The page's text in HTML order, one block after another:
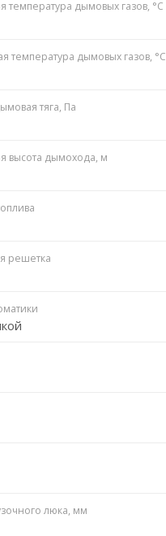
температура дымовых газов, °C
температура дымовых газов, °C
тяга, Па
высота дымохода, м
решетка
люка, мм